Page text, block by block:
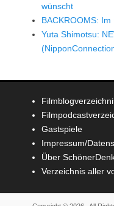
wünscht
BACKROOMS:
Yuta Shimotsu:
Gastspiele
Impressum/
Über
Verzeichnis aller